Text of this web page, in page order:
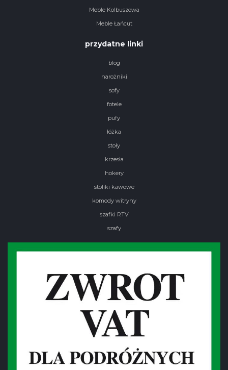
Meble Kolbuszowa
Meble Łańcut
przydatne linki
blog
narożniki
sofy
fotele
pufy
łóżka
stoły
krzesła
hokery
stoliki kawowe
komody witryny
szafki RTV
szafy